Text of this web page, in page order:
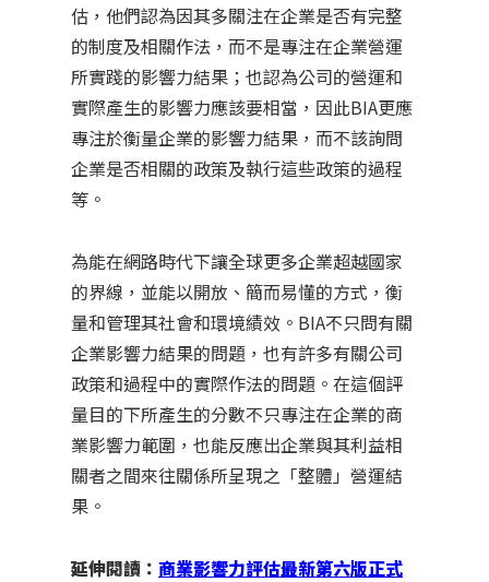
估，他們認為因其多關注在企業是否有完整
的制度及相關作法，而不是專注在企業營運
所實踐的影響力結果；也認為公司的營運和
實際產生的影響力應該要相當，因此BIA更應
專注於衡量企業的影響力結果，而不該詢問
企業是否相關的政策及執行這些政策的過程
等。
為能在網路時代下讓全球更多企業超越國家
的界線，並能以開放、簡而易懂的方式，衡
量和管理其社會和環境績效。BIA不只問有關
企業影響力結果的問題，也有許多有關公司
政策和過程中的實際作法的問題。在這個評
量目的下所產生的分數不只專注在企業的商
業影響力範圍，也能反應出企業與其利益相
關者之間來往關係所呈現之「整體」營運結
果。
延伸閱讀： 商業影響力評估最新第六版正式